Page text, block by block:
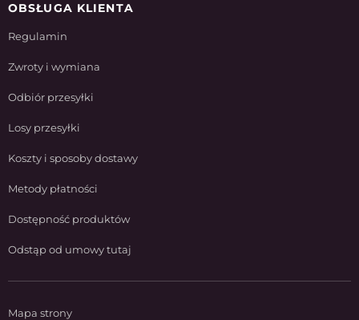
OBSŁUGA KLIENTA
Regulamin
Zwroty i wymiana
Odbiór przesyłki
Losy przesyłki
Koszty i sposoby dostawy
Metody płatności
Dostępność produktów
Odstąp od umowy tutaj
Mapa strony